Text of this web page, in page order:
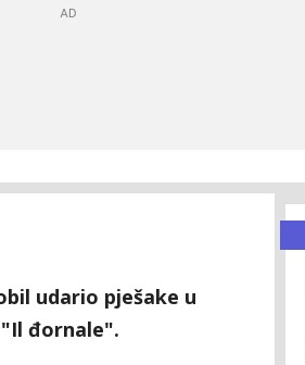
udario pješake u
đornale".